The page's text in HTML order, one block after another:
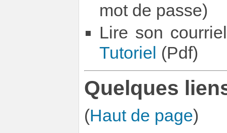
mot de passe)
Lire son
Tutoriel (Pdf)
Quelques
(Haut de page)